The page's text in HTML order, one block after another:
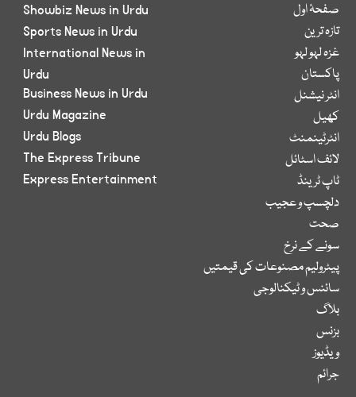
صفحۂ اول
تازہ ترین
غزہ لہو لہو
پاکستان
انٹر نیشنل
کھیل
انٹرٹینمنٹ
لائف اسٹائل
ٹاپ ٹرینڈ
دلچسپ و عجیب
صحت
سونے کے نرخ
پیٹرولیم مصنوعات کی قیمتیں
سائنس و ٹیکنالوجی
بلاگ
بزنس
ویڈیوز
جرائم
Showbiz News in Urdu
Sports News in Urdu
International News in
Urdu
Business News in Urdu
Urdu Magazine
Urdu Blogs
The Express Tribune
Express Entertainment